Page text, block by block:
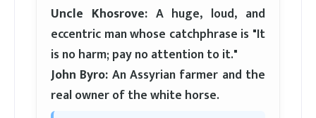
Uncle Khosrove:A huge, loud, and
eccentric man whose catchphrase is "It
is no harm; pay no attention to it."
John Byro: An Assyrian farmer and the
real owner of the white horse.